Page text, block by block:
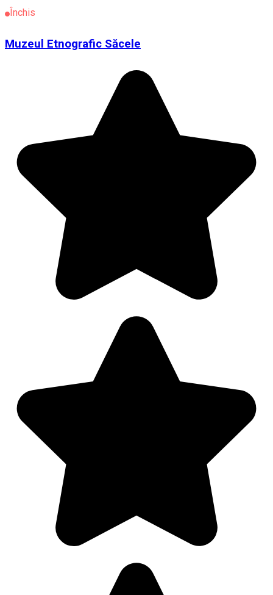
Închis
Muzeul Etnografic Săcele